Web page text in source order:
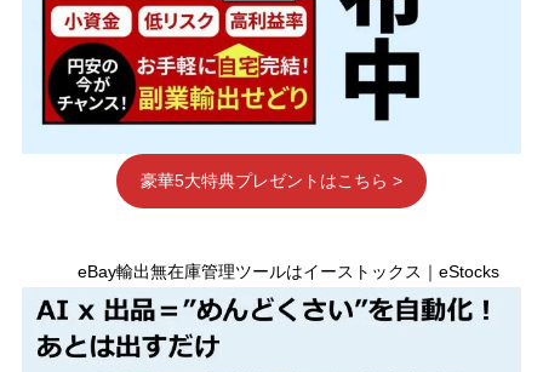
豪華5大特典プレゼントはこちら >
eBay輸出無在庫管理ツールはイーストックス｜eStocks